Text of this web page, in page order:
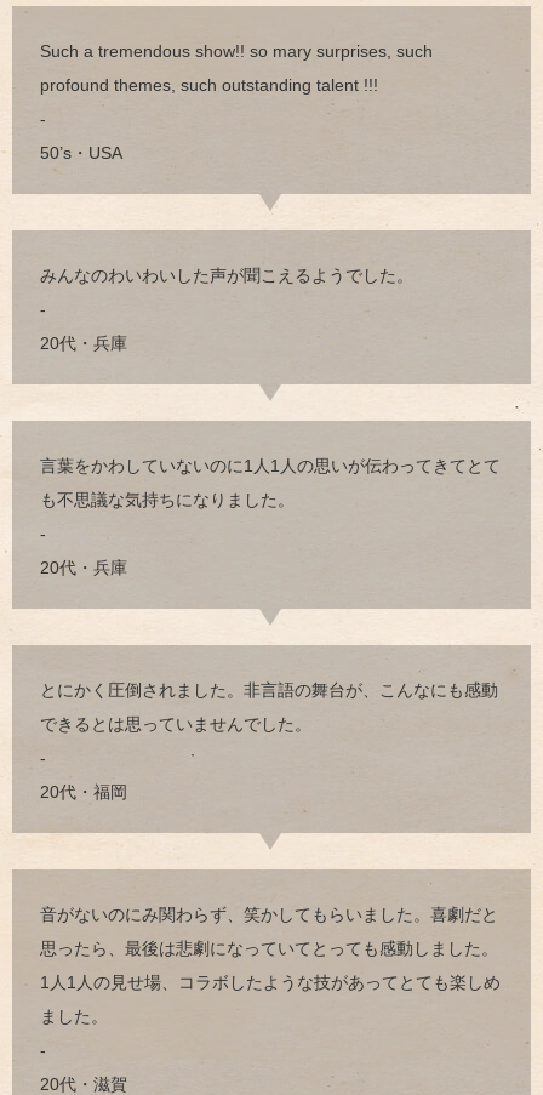
Such a tremendous show!! so mary surprises, such
profound themes, such outstanding talent !!!
-
50’s・USA
みんなのわいわいした声が聞こえるようでした。
-
20代・兵庫
言葉をかわしていないのに1人1人の思いが伝わってきてとて
も不思議な気持ちになりました。
-
20代・兵庫
とにかく圧倒されました。非言語の舞台が、こんなにも感動
できるとは思っていませんでした。
-
20代・福岡
音がないのにみ関わらず、笑かしてもらいました。喜劇だと
思ったら、最後は悲劇になっていてとっても感動しました。
1人1人の見せ場、コラボしたような技があってとても楽しめ
ました。
-
20代・滋賀